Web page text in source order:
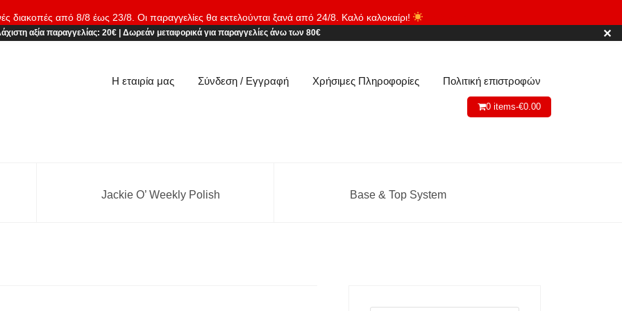
διακοπές από 8/8 έως 23/8. Οι παραγγελίες θα εκτελούνται ξανά από 24/8. Καλό καλοκαίρι!
αξία παραγγελίας: 20€| Δωρεάν μεταφορικάγια παραγγελίες άνω των 80€ ✕
Η εταιρία μας Σύνδεση / Εγγραφή Χρήσιμες Πληροφορίες Πολιτική επιστροφών
0 items-€0.00
Jackie O’ Weekly Polish Base & Top System